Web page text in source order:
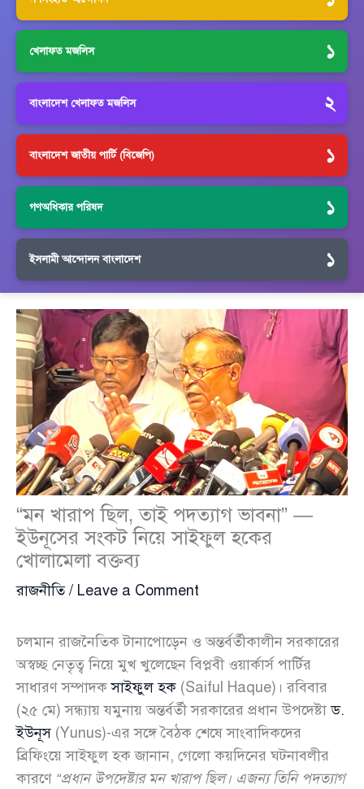
খেলাফত মজলিস ১
বাংলাদেশ খেলাফত মজলিস ২
বাংলাদেশ জাতীয় পার্টি (বিজেপি) ১
গণঅধিকার পরিষদ ১
ইসলামী আন্দোলন বাংলাদেশ ১
“মন খারাপ ছিল, তাই পদত্যাগ ভাবনা” —
ইউনূসের সংকট নিয়ে সাইফুল হকের
খোলামেলা বক্তব্য
রাজনীতি/ Leave a Comment
চলমান রাজনৈতিক টানাপোড়েন ও অন্তর্বর্তীকালীন সরকারের
অস্বচ্ছ নেতৃত্ব নিয়ে মুখ খুলেছেন বিপ্লবী ওয়ার্কার্স পার্টির
সাধারণ সম্পাদকসাইফুল হক (Saiful Haque)। রবিবার
(২৫ মে) সন্ধ্যায় যমুনায় অন্তর্বর্তী সরকারের প্রধান উপদেষ্টাড.
ইউনূস(Yunus)-এর সঙ্গে বৈঠক শেষে সাংবাদিকদের
ব্রিফিংয়ে সাইফুল হক জানান, গেলো কয়দিনের ঘটনাবলীর
কারণে “প্রধান উপদেষ্টার মন খারাপ ছিল। এজন্য তিনি পদত্যাগ